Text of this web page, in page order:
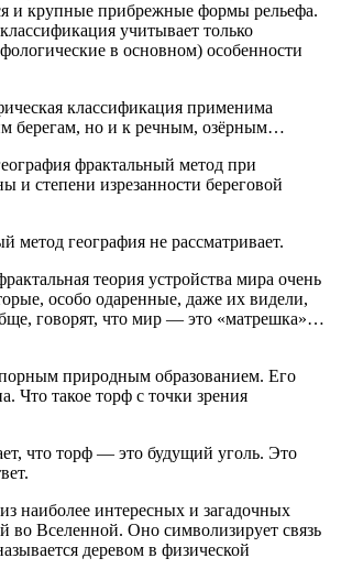
и крупные прибрежные формы рельефа.
учитывает только
в основном) особенности
классификация применима
берегам, но и к речным, озёрным…
фрактальный метод при
и степени изрезанности береговой
метод география не рассматривает.
теория устройства мира очень
особо одаренные, даже их видели,
говорят, что мир — это «матрешка»…
природным образованием. Его
Что такое торф с точки зрения
что торф — это будущий уголь. Это
наиболее интересных и загадочных
во Вселенной. Оно символизирует связь
деревом в физической